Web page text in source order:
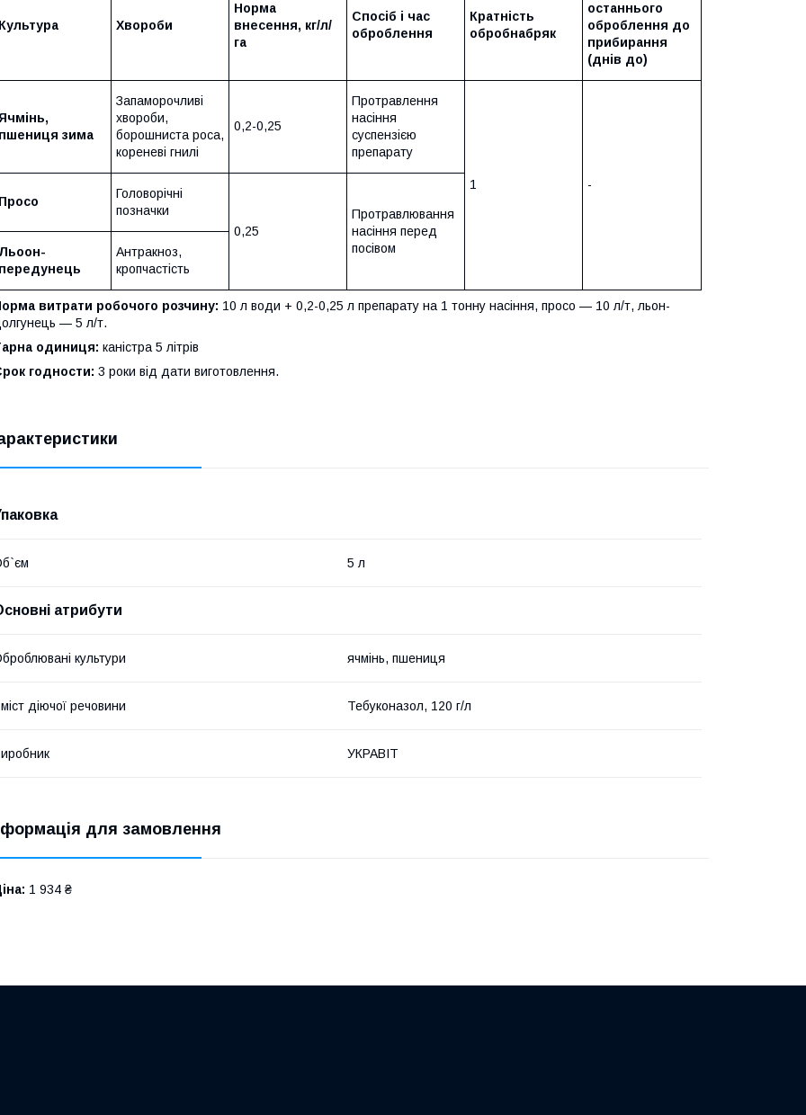
Хвороби
Норма
внесення, кг/л/
га
Спосіб і час
оброблення
Кратність
обробнабряк
останнього
оброблення до
прибирання
(днів до)
зима
Запаморочливі
хвороби,
борошниста роса,
кореневі гнилі
0,2-0,25
Протравлення
насіння
суспензією
препарату
1
-
Головорічні
позначки
0,25
Протравлювання
насіння перед
посівом
Антракноз,
кропчастість
витрати робочого розчину: 10 л води + 0,2-0,25 л препарату на 1 тонну насіння, просо — 10 л/т, льон-
— 5 л/т.
одиниця: каністра 5 літрів
годности: 3 роки від дати виготовлення.
5 л
атрибути
культури ячмінь, пшениця
діючої речовини Тебуконазол, 120 г/л
УКРАВІТ
для замовлення
1 934 ₴